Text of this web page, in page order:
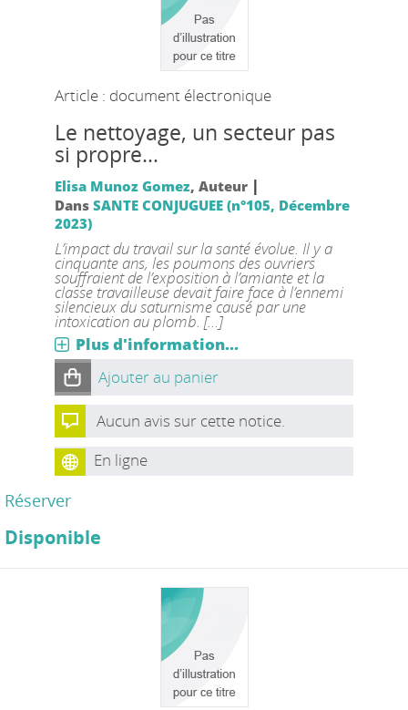
Article : document électronique
Le nettoyage, un secteur pas
si propre…
Elisa Munoz Gomez, Auteur |
Dans SANTE CONJUGUEE (n°105, Décembre
2023)
L’impact du travail sur la santé évolue. Il y a
cinquante ans, les poumons des ouvriers
souffraient de l’exposition à l’amiante et la
classe travailleuse devait faire face à l’ennemi
silencieux du saturnisme causé par une
intoxication au plomb. [...]
Plus d'information...
Ajouter au panier
Aucun avis sur cette notice.
En ligne
Réserver
Disponible